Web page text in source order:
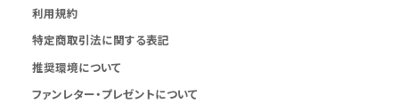
利用規約
特定商取引法に関する表記
推奨環境について
ファンレター・プレゼントについて